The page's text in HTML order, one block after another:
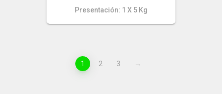
Presentación: 1 X 5 Kg
1 2 3 →